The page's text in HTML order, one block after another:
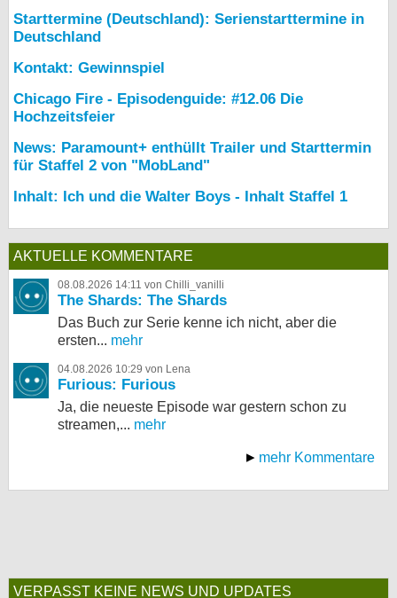
Starttermine (Deutschland): Serienstarttermine in
Deutschland
Kontakt: Gewinnspiel
Chicago Fire - Episodenguide: #12.06 Die
Hochzeitsfeier
News: Paramount+ enthüllt Trailer und Starttermin
für Staffel 2 von "MobLand"
Inhalt: Ich und die Walter Boys - Inhalt Staffel 1
AKTUELLE KOMMENTARE
08.08.2026 14:11 von Chilli_vanilli
The Shards: The Shards
Das Buch zur Serie kenne ich nicht, aber die
ersten... mehr
04.08.2026 10:29 von Lena
Furious: Furious
Ja, die neueste Episode war gestern schon zu
streamen,... mehr
mehr Kommentare
VERPASST KEINE NEWS UND UPDATES